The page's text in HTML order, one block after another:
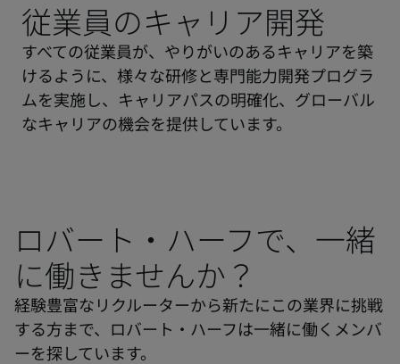
従業員のキャリア開発
すべての従業員が、やりがいのあるキャリアを築
けるように、様々な研修と専門能力開発プログラ
ムを実施し、キャリアパスの明確化、グローバル
なキャリアの機会を提供しています。
ロバート・ハーフで、一緒
に働きませんか？
経験豊富なリクルーターから新たにこの業界に挑戦
する方まで、ロバート・ハーフは一緒に働くメンバ
ーを探しています。